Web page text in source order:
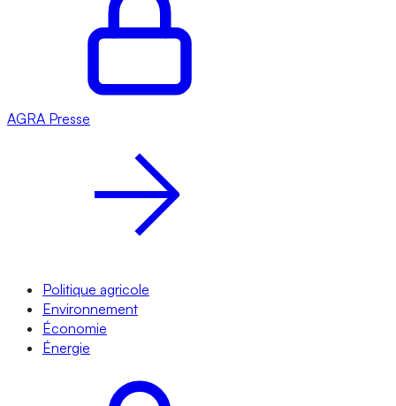
AGRA Presse
Politique agricole
Environnement
Économie
Énergie